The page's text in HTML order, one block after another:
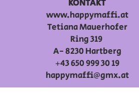
KONTAKT
www.happymaffi.at
Tetiana Mauerhofer
Ring 319
A- 8230 Hartberg
+43 650 999 30 19
happymaffi@gmx.at